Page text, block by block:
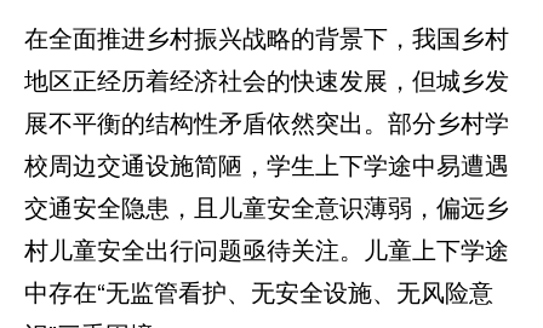
在全面推进乡村振兴战略的背景下，我国乡村
地区正经历着经济社会的快速发展，但城乡发
展不平衡的结构性矛盾依然突出。部分乡村学
校周边交通设施简陋，学生上下学途中易遭遇
交通安全隐患，且儿童安全意识薄弱，偏远乡
村儿童安全出行问题亟待关注。儿童上下学途
中存在“无监管看护、无安全设施、无风险意